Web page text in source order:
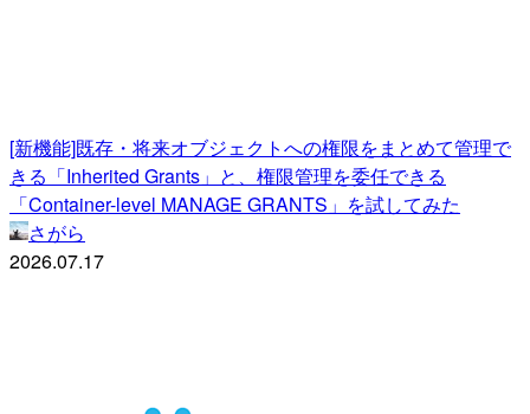
[新機能]既存・将来オブジェクトへの権限をまとめて管理で
きる「Inherited Grants」と、権限管理を委任できる
「Container-level MANAGE GRANTS」を試してみた
さがら
2026.07.17